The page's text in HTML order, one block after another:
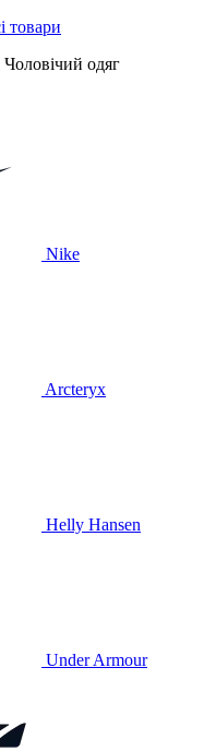
Чоловічий одяг
Nike
Arcteryx
Helly Hansen
Under Armour